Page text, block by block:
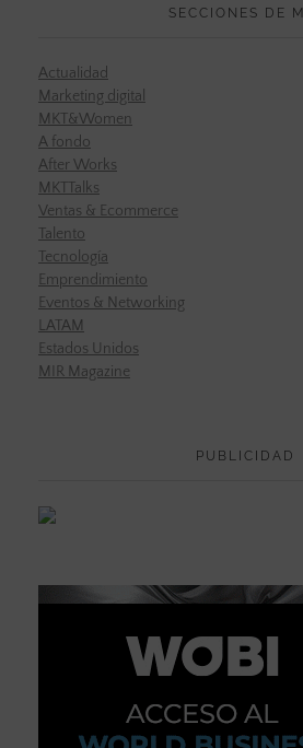
SECCIONES DE
Actualidad
Marketing digital
MKT&Women
A fondo
After Works
MKTTalks
Ventas & Ecommerce
Talento
Tecnología
Emprendimiento
Eventos & Networking
LATAM
Estados Unidos
MIR Magazine
PUBLICIDAD